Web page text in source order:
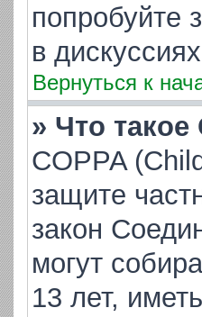
попробуйте
в
Вернуться к
» Что такое
COPPA
защите
закон
могут
13 лет,